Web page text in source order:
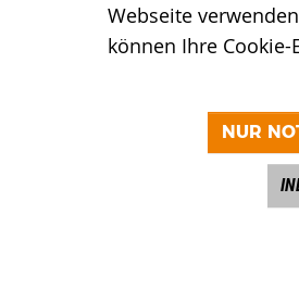
Webseite
können Ihre
NUR
325 473 538
(ViSdP):